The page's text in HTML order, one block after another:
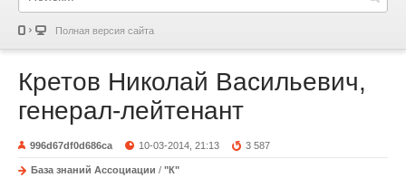
Полная версия сайта
Кретов Николай Васильевич,
генерал-лейтенант
996d67df0d686ca 10-03-2014, 21:13 3 587
База знаний Ассоциации / "К"